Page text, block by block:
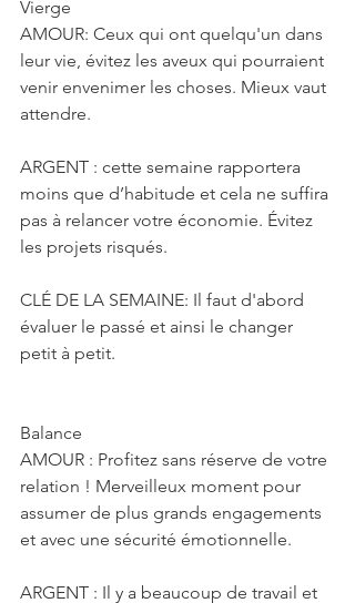
Vierge
AMOUR: Ceux qui ont quelqu'un dans
leur vie, évitez les aveux qui pourraient
venir envenimer les choses. Mieux vaut
attendre.
ARGENT : cette semaine rapportera
moins que d’habitude et cela ne suffira
pas à relancer votre économie. Évitez
les projets risqués.
CLÉ DE LA SEMAINE: Il faut d'abord
évaluer le passé et ainsi le changer
petit à petit.
Balance
AMOUR : Profitez sans réserve de votre
relation ! Merveilleux moment pour
assumer de plus grands engagements
et avec une sécurité émotionnelle.
ARGENT : Il y a beaucoup de travail et